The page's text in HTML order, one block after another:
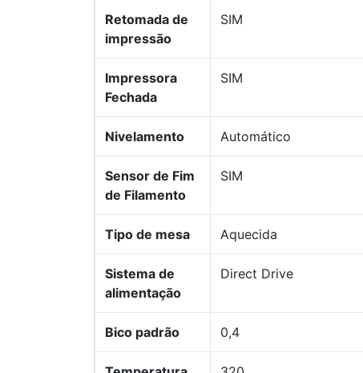
Retomada de
impressão
SIM
Impressora
Fechada
SIM
Nivelamento Automático
Sensor de Fim
de Filamento
SIM
Tipo de mesa Aquecida
Sistema de
alimentação
Direct Drive
Bico padrão 0,4